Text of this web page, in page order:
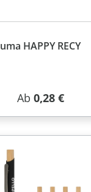
uma HAPPY RECY
Regulärer Preis:
Ab 0,28 €